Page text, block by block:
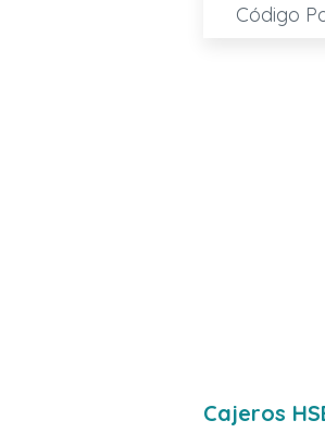
Código
Cajeros